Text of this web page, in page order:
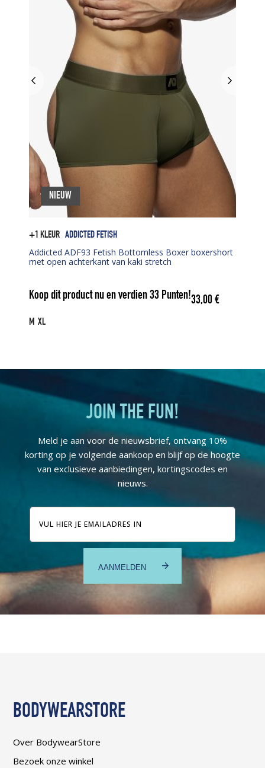
+1 KLEUR ADDICTED FETISH
Addicted ADF93 Fetish Bottomless Boxer boxershort
met open achterkant van kaki stretch
Koop dit product nu en verdien33 Punten!33,00€
M XL
NIEUW
JOIN THE FUN!
Meld je aan voor de nieuwsbrief, ontvang 10%
korting op je volgende aankoop en blijf op de hoogte
van exclusieve aanbiedingen, kortingscodes en
nieuws.
E-
mailadres
BODYWEARSTORE
Over BodywearStore
Bezoek onze winkel